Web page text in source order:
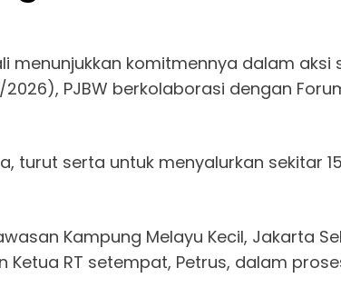
menunjukkan komitmennya dalam
PJBW berkolaborasi dengan
turut serta untuk menyalurkan sekitar
Kampung Melayu Kecil, Jakarta
RT setempat, Petrus, dalam